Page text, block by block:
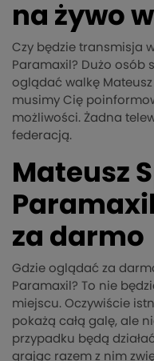
na żywo
Czy będzie transmisja
Paramaxil? Dużo osób
oglądać walkę
musimy Cię
możliwości. Żadna
federacją.
Mateusz
za darmo
Gdzie oglądać za
Paramaxil? To nie
miejscu. Oczywiście
pokażą całą galę, ale
przypadku będą
grając razem z nim